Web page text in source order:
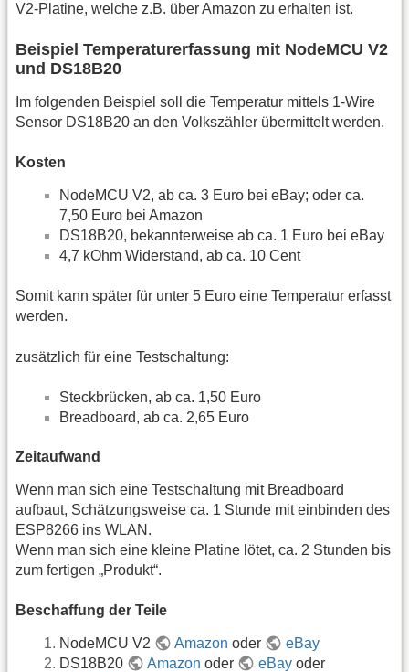
V2-Platine, welche z.B. über Amazon zu erhalten ist.
Beispiel Temperaturerfassung mit NodeMCU V2
und DS18B20
Im folgenden Beispiel soll die Temperatur mittels 1-Wire
Sensor DS18B20 an den Volkszähler übermittelt werden.
Kosten
NodeMCU V2, ab ca. 3 Euro bei eBay; oder ca.
7,50 Euro bei Amazon
DS18B20, bekannterweise ab ca. 1 Euro bei eBay
4,7 kOhm Widerstand, ab ca. 10 Cent
Somit kann später für unter 5 Euro eine Temperatur erfasst
werden.
zusätzlich für eine Testschaltung:
Steckbrücken, ab ca. 1,50 Euro
Breadboard, ab ca. 2,65 Euro
Zeitaufwand
Wenn man sich eine Testschaltung mit Breadboard
aufbaut, Schätzungsweise ca. 1 Stunde mit einbinden des
ESP8266 ins WLAN.
Wenn man sich eine kleine Platine lötet, ca. 2 Stunden bis
zum fertigen „Produkt“.
Beschaffung der Teile
NodeMCU V2 Amazon oder
eBay
DS18B20
Amazon oder eBayoder